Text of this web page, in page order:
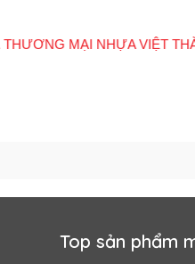
Top sản phẩm